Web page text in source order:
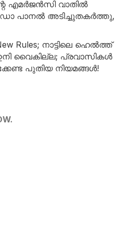
എമർജൻസി വാതിൽ
പാനൽ അടിച്ചുതകർത്തു,
Rules; നാട്ടിലെ ഹെൽത്ത്
വൈകില്ല; പ്രവാസികൾ
പുതിയ നിയമങ്ങൾ!